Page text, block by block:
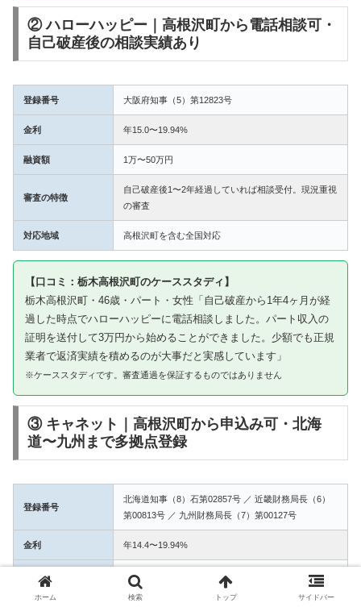
② ハローハッピー｜高根沢町から電話相談可・
自己破産後の相談実績あり
登録番号 大阪府知事（5）第12823号
金利 年15.0〜19.94%
融資額 1万〜50万円
審査の特徴
自己破産後1〜2年経過していれば相談受付。現況重視
の審査
対応地域 高根沢町を含む全国対応
【口コミ：栃木高根沢町のケーススタディ】
栃木高根沢町・46歳・パート・女性「自己破産から1年4ヶ月が経
過した時点でハローハッピーに電話相談しました。パート収入の
証明を送付して3万円から始めることができました。少額でも正規
業者で返済実績を積めるのが大事だと実感しています」
※ケーススタディです。審査通過を保証するものではありません
③ キャネット｜高根沢町から申込み可・北海
道〜九州まで多拠点登録
登録番号
北海道知事（8）石第02857号 ／ 近畿財務局長（6）
第00813号 ／ 九州財務局長（7）第00127号
金利 年14.4〜19.94%
融資額 1万〜50万円
ホーム 検索 トップ サイドバー